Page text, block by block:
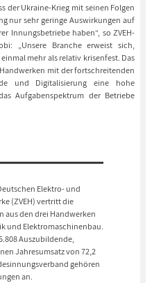
der Ukraine-Krieg mit seinen Folgen
nur sehr geringe Auswirkungen auf
Innungsbetriebe haben“, so ZVEH-
„Unsere Branche erweist sich,
mehr als relativ krisenfest. Das
mit der fortschreitenden
und Digitalisierung eine hohe
Aufgabenspektrum der Betriebe
Elektro- und
(ZVEH) vertritt die
aus den drei Handwerken
und Elektromaschinenbau.
Auszubildende,
Jahresumsatz von 72,2
gehören
an.